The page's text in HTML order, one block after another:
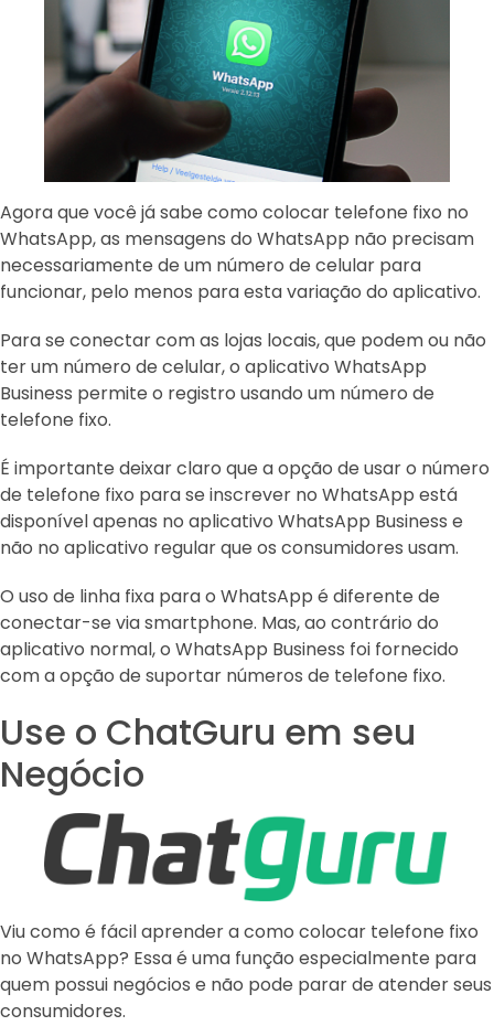
Agora que você já sabe como colocar telefone fixo no
WhatsApp, as mensagens do WhatsApp não precisam
necessariamente de um número de celular para
funcionar, pelo menos para esta variação do aplicativo.
Para se conectar com as lojas locais, que podem ou não
ter um número de celular, o aplicativo WhatsApp
Business permite o registro usando um número de
telefone fixo.
É importante deixar claro que a opção de usar o número
de telefone fixo para se inscrever no WhatsApp está
disponível apenas no aplicativo WhatsApp Business e
não no aplicativo regular que os consumidores usam.
O uso de linha fixa para o WhatsApp é diferente de
conectar-se via smartphone. Mas, ao contrário do
aplicativo normal, o WhatsApp Business foi fornecido
com a opção de suportar números de telefone fixo.
Use o ChatGuru em seu
Negócio
Viu como é fácil aprender a como colocar telefone fixo
no WhatsApp? Essa é uma função especialmente para
quem possui negócios e não pode parar de atender seus
consumidores.